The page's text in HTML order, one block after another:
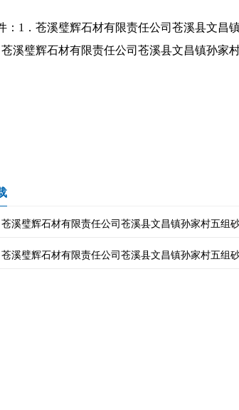
：1．苍溪璧辉石材有限责任公司苍溪县文昌
苍溪璧辉石材有限责任公司苍溪县文昌镇孙家
苍溪璧辉石材有限责任公司苍溪县文昌镇孙家村五组
苍溪璧辉石材有限责任公司苍溪县文昌镇孙家村五组